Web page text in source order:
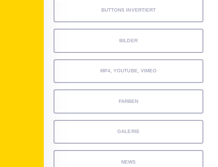
BUTTONS INVERTIERT
BILDER
MP4, YOUTUBE, VIMEO
FARBEN
GALERIE
NEWS